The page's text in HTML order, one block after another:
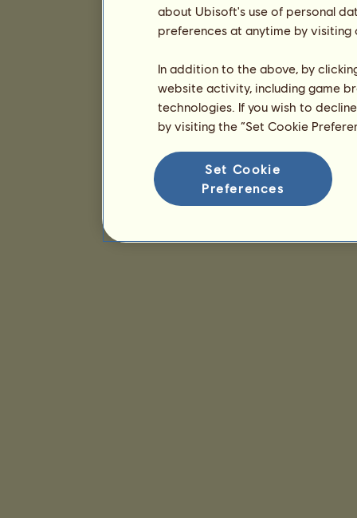
about Ubisoft's use of personal
preferences at anytime by
In addition to the above, by
website activity, including game
technologies. If you wish to
by visiting the “Set Cookie
Set Cookie
Preferences